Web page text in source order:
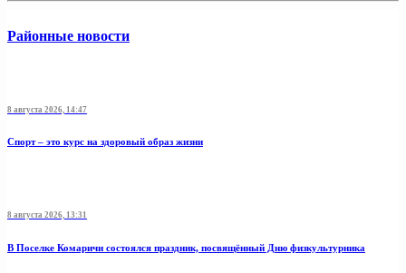
Районные новости
8 августа 2026, 14:47
Спорт – это курс на здоровый образ жизни
8 августа 2026, 13:31
В Поселке Комаричи состоялся праздник, посвящённый Дню физкультурника